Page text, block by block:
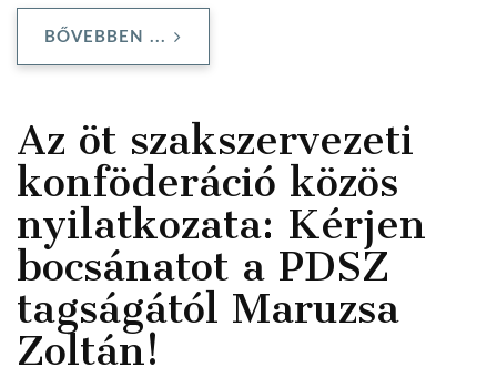
BŐVEBBEN ...
Az öt szakszervezeti
konföderáció közös
nyilatkozata: Kérjen
bocsánatot a PDSZ
tagságától Maruzsa
Zoltán!